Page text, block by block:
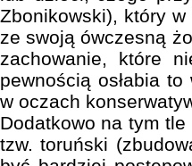
Zbonikowski), który
ze swoją ówczesną
zachowanie, które
pewnością osłabia
w oczach
Dodatkowo na tym tle
tzw. toruński